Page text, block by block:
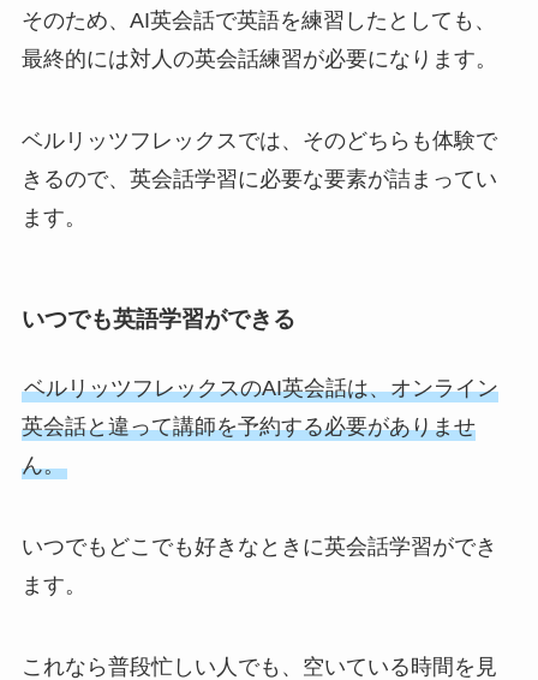
そのため、AI英会話で英語を練習したとしても、
最終的には対人の英会話練習が必要になります。
ベルリッツフレックスでは、そのどちらも体験で
きるので、英会話学習に必要な要素が詰まってい
ます。
いつでも英語学習ができる
ベルリッツフレックスのAI英会話は、オンライン
英会話と違って講師を予約する必要がありませ
ん。
いつでもどこでも好きなときに英会話学習ができ
ます。
これなら普段忙しい人でも、空いている時間を見